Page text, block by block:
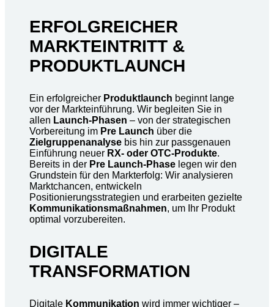
ERFOLGREICHER
MARKTEINTRITT &
PRODUKTLAUNCH
Ein erfolgreicher Produktlaunch beginnt lange
vor der Markteinführung. Wir begleiten Sie in
allen Launch-Phasen – von der strategischen
Vorbereitung im Pre Launch über die
Zielgruppenanalyse bis hin zur passgenauen
Einführung neuer RX- oder OTC-Produkte.
Bereits in der Pre Launch-Phase legen wir den
Grundstein für den Markterfolg: Wir analysieren
Marktchancen, entwickeln
Positionierungsstrategien und erarbeiten gezielte
Kommunikationsmaßnahmen, um Ihr Produkt
optimal vorzubereiten.
DIGITALE
TRANSFORMATION
Digitale Kommunikation wird immer wichtiger –